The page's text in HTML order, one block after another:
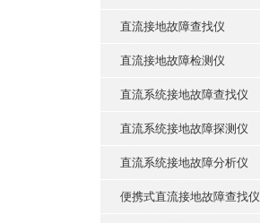
直流接地故障查找仪
直流接地故障检测仪
直流系统接地故障查找仪
直流系统接地故障探测仪
直流系统接地故障分析仪
便携式直流接地故障查找仪